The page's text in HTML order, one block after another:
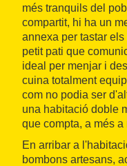
més tranquils del
compartit, hi ha un
annexa per tastar
petit pati que
ideal per menjar i
cuina totalment
com no podia ser
una habitació doble
que compta, a més
En arribar a
bombons artesans,